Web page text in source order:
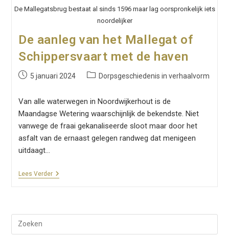
De Mallegatsbrug bestaat al sinds 1596 maar lag oorspronkelijk iets
noordelijker
De aanleg van het Mallegat of
Schippersvaart met de haven
Bericht5 januari 2024 Berichtcategorie:
Dorpsgeschiedenis in verhaalvorm
Van alle waterwegen in Noordwijkerhout is de
Maandagse Wetering waarschijnlijk de bekendste. Niet
vanwege de fraai gekanaliseerde sloot maar door het
asfalt van de ernaast gelegen randweg dat menigeen
uitdaagt…
Lees VerderDe
Of
op